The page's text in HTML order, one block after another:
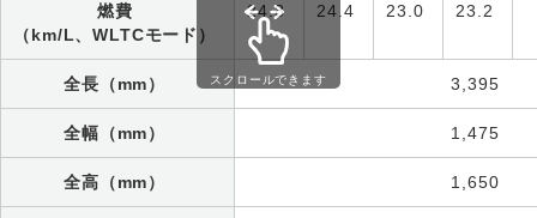
燃費
（km/L、WLTCモード）
24.8 24.4 23.0 23.2
全長（mm） 3,395
全幅（mm） 1,475
全高（mm） 1,650
スクロールできます